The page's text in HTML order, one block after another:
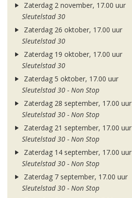
Zaterdag 2 november, 17.00 uur
Sleutelstad 30
Zaterdag 26 oktober, 17.00 uur
Sleutelstad 30
Zaterdag 19 oktober, 17.00 uur
Sleutelstad 30
Zaterdag 5 oktober, 17.00 uur
Sleutelstad 30 - Non Stop
Zaterdag 28 september, 17.00 uur
Sleutelstad 30 - Non Stop
Zaterdag 21 september, 17.00 uur
Sleutelstad 30 - Non Stop
Zaterdag 14 september, 17.00 uur
Sleutelstad 30 - Non Stop
Zaterdag 7 september, 17.00 uur
Sleutelstad 30 - Non Stop